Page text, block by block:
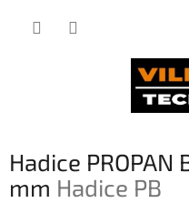
Hadice PROPAN
mm Hadice PB